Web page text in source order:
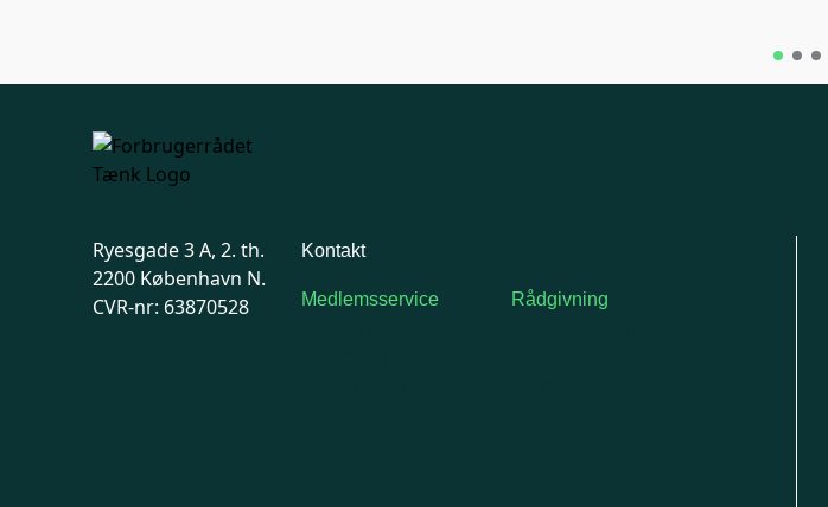
Ryesgade 3 A, 2. th.
2200 København N.
CVR-nr: 63870528
Kontakt
Medlemsservice Rådgivning